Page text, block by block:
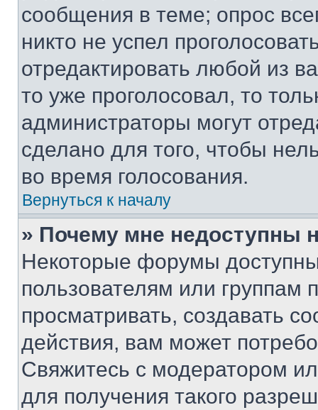
сообщения в теме; опрос
никто не успел
отредактировать любой из
то уже проголосовал, то
администраторы могут
сделано для того, чтобы
во время голосования.
Вернуться к началу
» Почему мне недоступны
Некоторые форумы
пользователям или группам
просматривать, создавать
действия, вам может
Свяжитесь с модератором
для получения такого